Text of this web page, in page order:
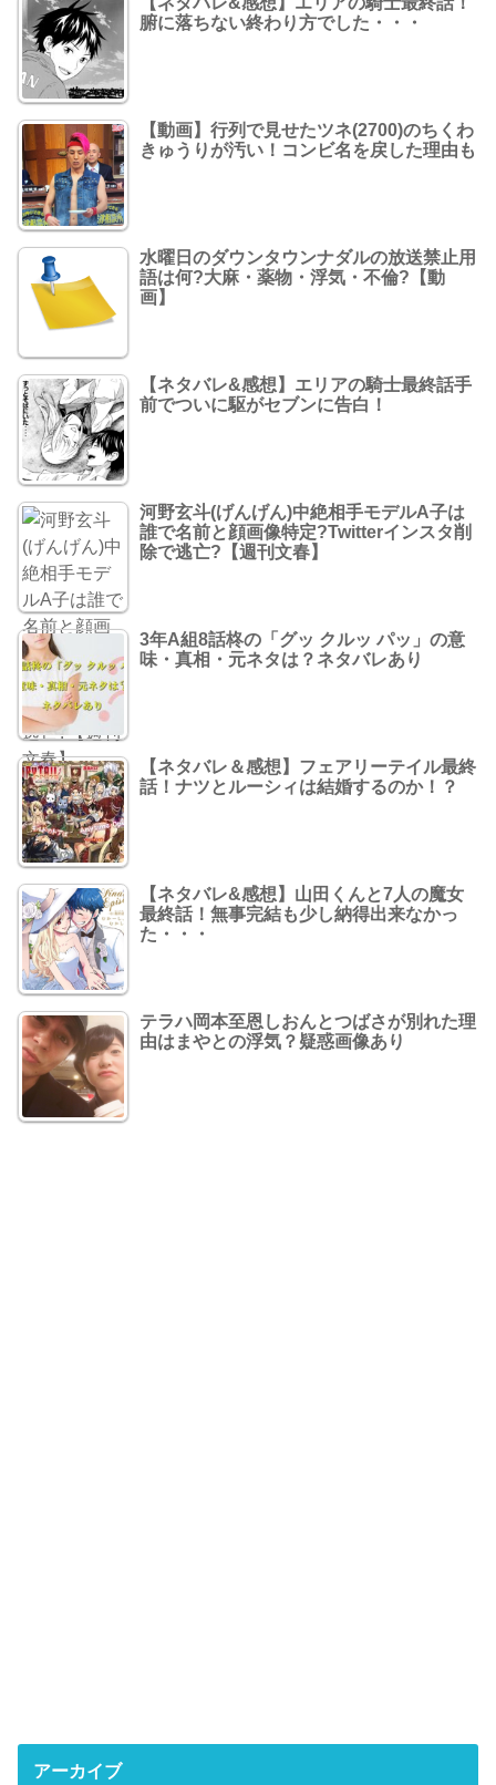
腑に落ちない終わり方でした・・・
【動画】行列で見せたツネ(2700)のちくわ
きゅうりが汚い！コンビ名を戻した理由も
水曜日のダウンタウンナダルの放送禁止用
語は何?大麻・薬物・浮気・不倫?【動
画】
【ネタバレ&感想】エリアの騎士最終話手
前でついに駆がセブンに告白！
河野玄斗(げんげん)中絶相手モデルA子は
誰で名前と顔画像特定?Twitterインスタ削
除で逃亡?【週刊文春】
3年A組8話柊の「グッ クルッ パッ」の意
味・真相・元ネタは？ネタバレあり
【ネタバレ＆感想】フェアリーテイル最終
話！ナツとルーシィは結婚するのか！？
【ネタバレ&感想】山田くんと7人の魔女
最終話！無事完結も少し納得出来なかっ
た・・・
テラハ岡本至恩しおんとつばさが別れた理
由はまやとの浮気？疑惑画像あり
アーカイブ